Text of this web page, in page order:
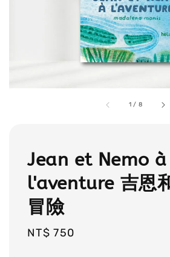
1 / 8
Jean et Nemo à
l'aventure 吉恩
冒險
Regular
NT$ 750